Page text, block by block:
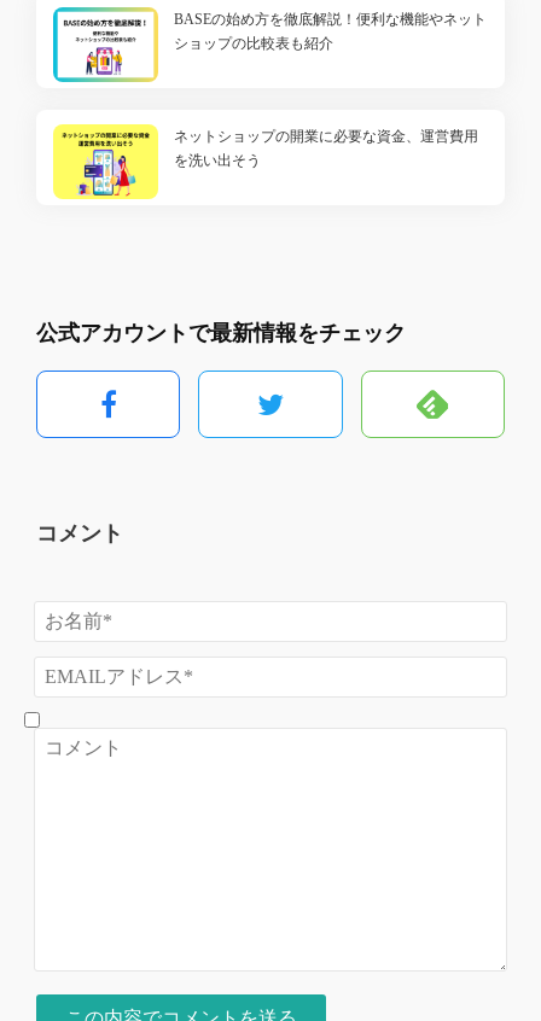
BASEの始め方を徹底解説！便利な機能やネット
ショップの比較表も紹介
ネットショップの開業に必要な資金、運営費用
を洗い出そう
公式アカウントで最新情報をチェック
コメント